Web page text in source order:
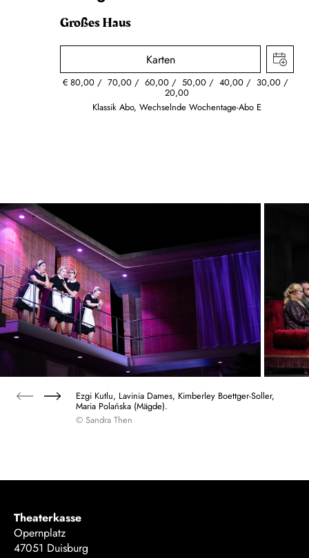
Großes Haus
Karten
€80,00 70,00 60,00 50,00 40,00 30,00
20,00
Klassik Abo, Wechselnde Wochentage-Abo E
Ezgi Kutlu, Lavinia Dames, Kimberley Boettger-Soller,
Maria Polańska (Mägde).
© Sandra Then
Theaterkasse
Opernplatz
47051 Duisburg